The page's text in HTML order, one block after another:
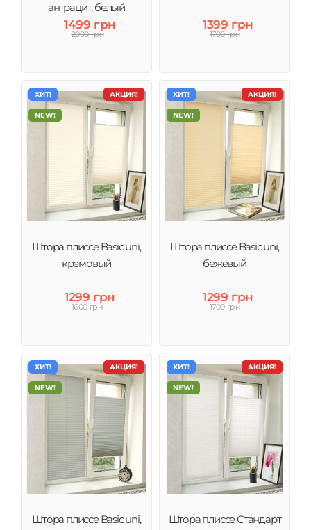
антрацит, белый
1499 грн
2000 грн
1399 грн
1700 грн
АКЦИЯ!
ХИТ!
NEW!
Штора плиссе Basic uni,
кремовый
1299 грн
1600 грн
АКЦИЯ!
ХИТ!
NEW!
Штора плиссе Basic uni,
бежевый
1299 грн
1700 грн
АКЦИЯ!
ХИТ!
NEW!
Штора плиссе Basic uni,
АКЦИЯ!
ХИТ!
NEW!
Штора плиссе Стандарт